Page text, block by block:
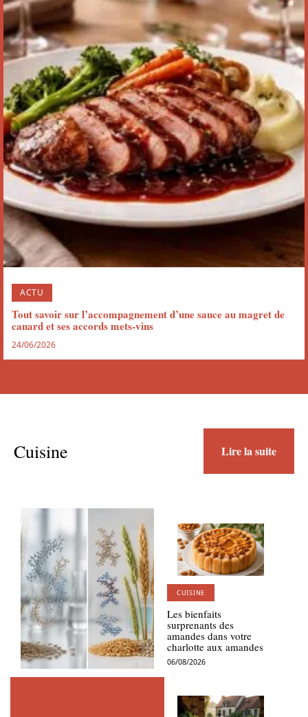
ACTU
Tout savoir sur l’accompagnement d’une sauce au magret de
canard et ses accords mets-vins
24/06/2026
Cuisine Lire la suite
CUISINE
Les bienfaits
surprenants des
amandes dans votre
charlotte aux amandes
06/08/2026